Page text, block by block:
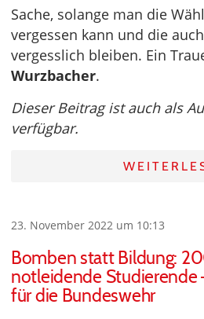
Sache, solange man die
vergessen kann und die
vergesslich bleiben. Ein
Wurzbacher.
Dieser Beitrag ist auch als
verfügbar.
23. November 2022 um 10:13
Bomben statt Bildung:
notleidende Studierende
für die Bundeswehr